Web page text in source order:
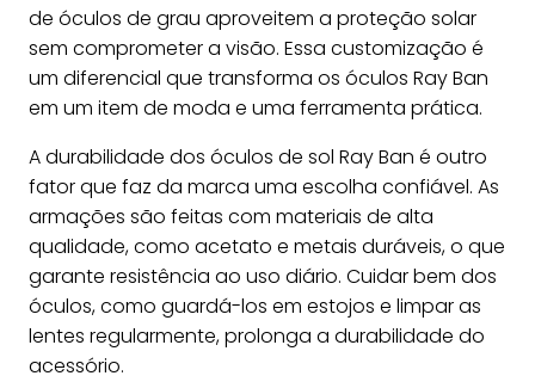
de óculos de grau aproveitem a proteção solar
sem comprometer a visão. Essa customização é
um diferencial que transforma os óculos Ray Ban
em um item de moda e uma ferramenta prática.
A durabilidade dos óculos de sol Ray Ban é outro
fator que faz da marca uma escolha confiável. As
armações são feitas com materiais de alta
qualidade, como acetato e metais duráveis, o que
garante resistência ao uso diário. Cuidar bem dos
óculos, como guardá-los em estojos e limpar as
lentes regularmente, prolonga a durabilidade do
acessório.